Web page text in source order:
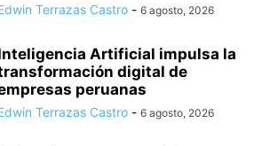
Terrazas Castro - 6 agosto, 2026
Artificial impulsa la
digital de
peruanas
Terrazas Castro - 6 agosto, 2026